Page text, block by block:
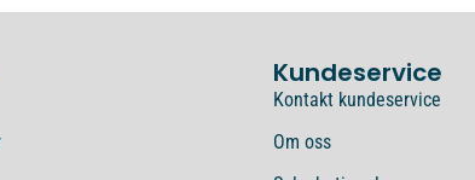
Kundeservice
Kontakt kundeservice
Om oss